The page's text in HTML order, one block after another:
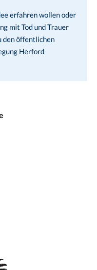
erfahren wollen oder
mit Tod und Trauer
den öffentlichen
Herford